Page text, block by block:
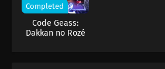
Completed
Code Geass:
Dakkan no Rozé